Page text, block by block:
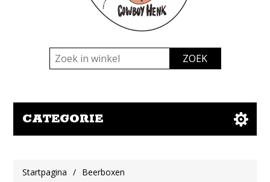
CATEGORIE
Startpagina / Beerboxen